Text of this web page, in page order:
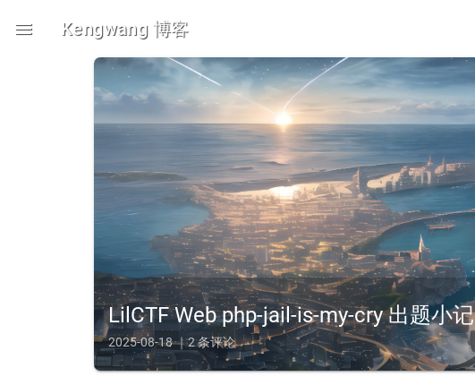
menu Kengwang 博客
LilCTF Web php-jail-is-my-cry 出题小记
2025-08-18 ｜2 条评论